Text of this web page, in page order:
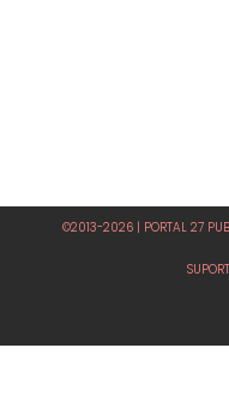
©2013-2026 | PORTAL 27